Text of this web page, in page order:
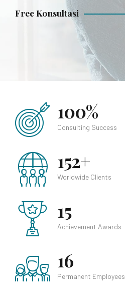
Free Konsultasi
Free Konsultasi
Free Konsultasi
100%
Consulting Success
152+
Worldwide Clients
15
Achievement Awards
16
Permanent Employees